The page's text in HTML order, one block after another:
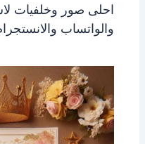
احلى صور وخلفيات
والواتساب